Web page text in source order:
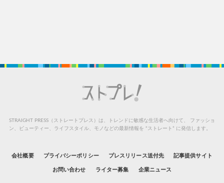
STRAIGHT PRESS（ストレートプレス）は、トレンドに敏感な生活者へ向けて、
ファッショ
ン、ビューティー、ライフスタイル、モノなどの最新情報を “ストレート” に発信します。
会社概要 プライバシーポリシー プレスリリース送付先 記事提供サイト
お問い合わせ ライター募集 企業ニュース